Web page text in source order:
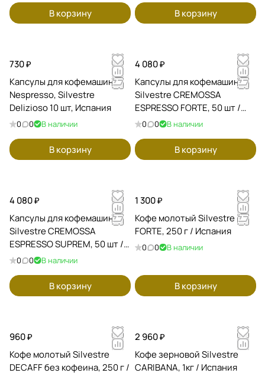
В корзину В корзину
730 ₽
Капсулы для кофемашин
Nespresso, Silvestre
Delizioso 10 шт, Испания
0 0 В наличии
В корзину
4 080 ₽
Капсулы для кофемашин
Silvestre CREMOSSA
ESPRESSO FORTE, 50 шт /
Испания
0 0 В наличии
В корзину
4 080 ₽
Капсулы для кофемашин
Silvestre CREMOSSA
ESPRESSO SUPREM, 50 шт /
Испания
0 0 В наличии
В корзину
1 300 ₽
Кофе молотый Silvestre
FORTE, 250 г / Испания
0 0 В наличии
В корзину
960 ₽
Кофе молотый Silvestre
DECAFF без кофеина, 250 г /
2 960 ₽
Кофе зерновой Silvestre
CARIBANA, 1кг / Испания